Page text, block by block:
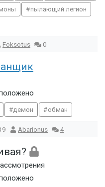
пылающий легион
Foksotus 0
демон обман
Abarionus 4